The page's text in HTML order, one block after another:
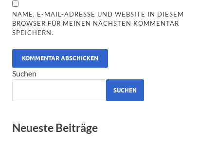
NAME, E-MAIL-ADRESSE UND WEBSITE IN DIESEM
BROWSER FÜR MEINEN NÄCHSTEN KOMMENTAR
SPEICHERN.
ALTERNATIVE:
Suchen
SUCHEN
Neueste Beiträge